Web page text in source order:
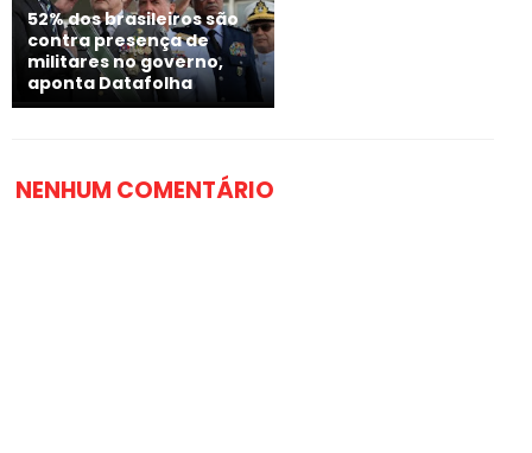
52% dos brasileiros são
contra presença de
militares no governo,
aponta Datafolha
NENHUM COMENTÁRIO